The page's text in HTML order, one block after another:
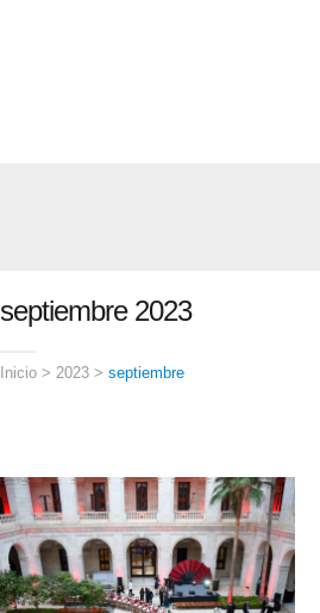
septiembre 2023
Inicio > 2023 > septiembre